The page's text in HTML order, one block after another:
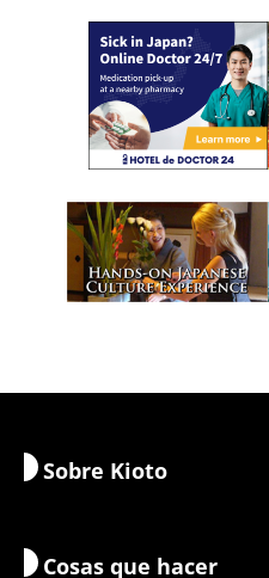
Sobre Kioto
Descubra Kioto
Cosas que hacer